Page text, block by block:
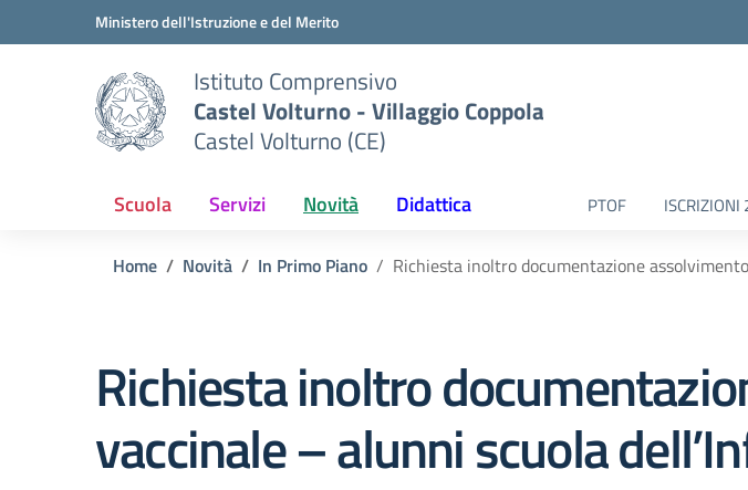
Vai ai contenuti
Vai al menu di navigazioneMinistero dell'Istruzione e del Merito
Istituto Comprensivo
Castel Volturno - Villaggio Coppola
Castel Volturno (CE)
Scuola Servizi Novità Didattica PTOF
Home Novità In Primo Piano Richiesta inoltro documentazione
Richiesta inoltro
vaccinale – alunni scuola